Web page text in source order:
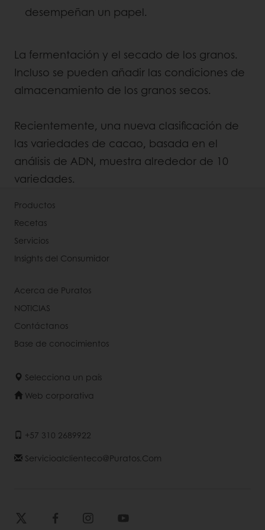
desempeñan un papel.
La fermentación y el secado de los granos.
Incluso se pueden añadir las condiciones de
almacenamiento de los granos secos.
Recientemente, una nueva clasificación de
las variedades de cacao, basada en el
análisis de ADN, muestra alrededor de 10
variedades.
Productos
Recetas
Servicios
Insights del Consumidor
Acerca de Puratos
NOTICIAS
Contáctanos
Base de conocimientos
Selecciona un país
Web corporativa
+57 310 2689922
Servicioalclienteco@puratos.com